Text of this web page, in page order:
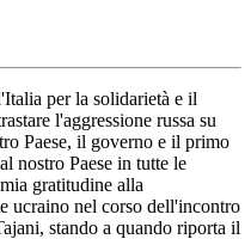
per la solidarietà e il
l'aggressione russa su
Paese, il governo e il primo
nostro Paese in tutte le
gratitudine alla
ucraino nel corso dell'incontro
stando a quando riporta il